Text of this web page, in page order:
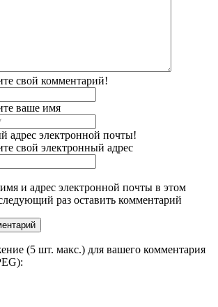
свой комментарий!
ваше имя
адрес электронной почты!
свой электронный адрес
и адрес электронной почты в этом
раз оставить комментарий
(5 шт. макс.) для вашего комментария